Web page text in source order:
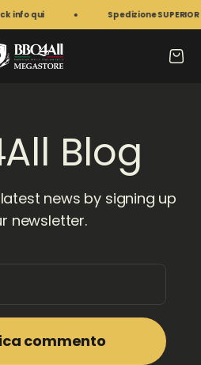
qui Spedizione SUPERIOR
Megastore
Blog
news by signing up
newsletter.
commento